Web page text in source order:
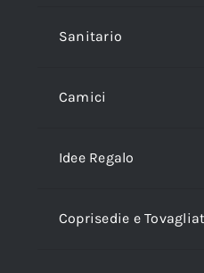
Sanitario
Camici
Idee Regalo
Coprisedie e